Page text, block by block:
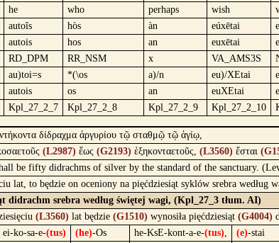
he who perhaps wish
autoîs hòs àn eúxētai
autois hos an euxētai
RD_DPM RR_NSM x VA_AMS3S
au)toi=s *(\os a)/n eu)/XEtai
autois os an euXEtai
Kpl_27_2_7 Kpl_27_2_8 Kpl_27_2_9 Kpl_27_2_10
δίδραχμα ἀργυρίου τῷ σταθμῷ τῷ ἁγίῳ,
(L2987) ἕως (G2193) ἑξηκονταετοῦς, (L3560) ἔσται
be fifty didrachms of silver by the standard of the sanctuary.
lat, to będzie on oceniony na pięćdziesiąt syklów srebra według
didrachm srebra według świętej wagi, (Kpl_27_3 tłum. AI)
(L3560) lat będzie (G1510) wynosiła pięćdziesiąt (G4004)
ei-ko-sa-e-(tus) (he)-Os he-KsE-kont-a-e-(tus), (e)-stai